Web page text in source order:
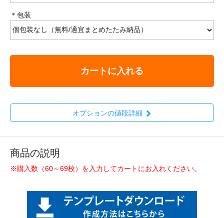
＊包装
カートに入れる
オプションの値段詳細
商品の説明
※購入数（60～69枚）を入力してカートにお入れください。